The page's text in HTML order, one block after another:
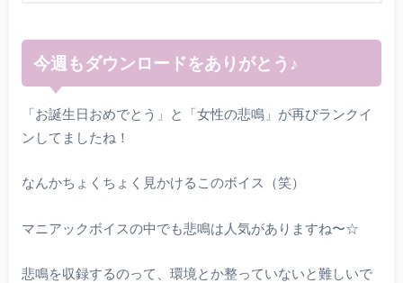
今週もダウンロードをありがとう♪
「お誕生日おめでとう」と「女性の悲鳴」が再びランクイ
ンしてましたね！
なんかちょくちょく見かけるこのボイス（笑）
マニアックボイスの中でも悲鳴は人気がありますね〜☆
悲鳴を収録するのって、環境とか整っていないと難しいで